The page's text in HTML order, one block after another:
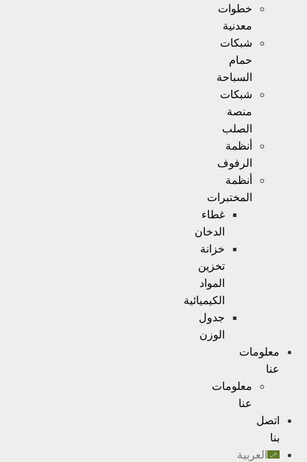
خطوات
معدنية
شبكات
حمام
السباحة
شبكات
منصة
الصلب
أنظمة
الرفوف
أنظمة
المختبرات
غطاء
الدخان
خزانة
تخزين
المواد
الكيميائية
جدول
الوزن
معلومات
عنا
معلومات
عنا
اتصل
بنا
العربية